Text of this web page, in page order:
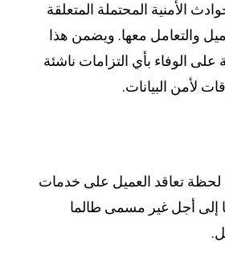
الأمنية المحتملة المتعلقة
والتعامل معها. ويضمن هذا
على الوفاء بأي التزامات ناشئة
لأمن البيانات.
تعاقد العميل على خدمات
إلى أجل غير مسمى طالما